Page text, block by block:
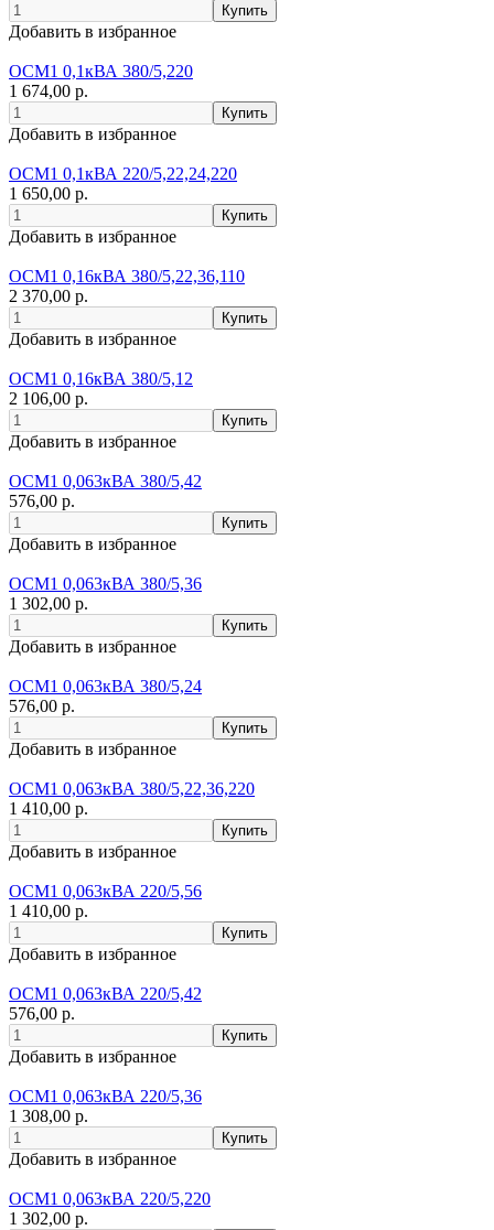
Добавить в избранное
ОСМ1 0,1кВА 380/5,220
1 674,00 р.
Добавить в избранное
ОСМ1 0,1кВА 220/5,22,24,220
1 650,00 р.
Добавить в избранное
ОСМ1 0,16кВА 380/5,22,36,110
2 370,00 р.
Добавить в избранное
ОСМ1 0,16кВА 380/5,12
2 106,00 р.
Добавить в избранное
ОСМ1 0,063кВА 380/5,42
576,00 р.
Добавить в избранное
ОСМ1 0,063кВА 380/5,36
1 302,00 р.
Добавить в избранное
ОСМ1 0,063кВА 380/5,24
576,00 р.
Добавить в избранное
ОСМ1 0,063кВА 380/5,22,36,220
1 410,00 р.
Добавить в избранное
ОСМ1 0,063кВА 220/5,56
1 410,00 р.
Добавить в избранное
ОСМ1 0,063кВА 220/5,42
576,00 р.
Добавить в избранное
ОСМ1 0,063кВА 220/5,36
1 308,00 р.
Добавить в избранное
ОСМ1 0,063кВА 220/5,220
1 302,00 р.